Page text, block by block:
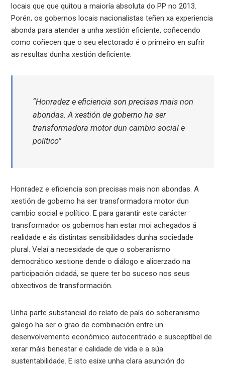
locais que que quitou a maioría absoluta do PP no 2013.
Porén, os gobernos locais nacionalistas teñen xa experiencia
abonda para atender a unha xestión eficiente, coñecendo
como coñecen que o seu electorado é o primeiro en sufrir
as resultas dunha xestión deficiente.
“Honradez e eficiencia son precisas mais non
abondas. A xestión de goberno ha ser
transformadora motor dun cambio social e
político”
Honradez e eficiencia son precisas mais non abondas. A
xestión de goberno ha ser transformadora motor dun
cambio social e político. E para garantir este carácter
transformador os gobernos han estar moi achegados á
realidade e ás distintas sensibilidades dunha sociedade
plural. Velaí a necesidade de que o soberanismo
democrático xestione dende o diálogo e alicerzado na
participación cidadá, se quere ter bo suceso nos seus
obxectivos de transformación.
Unha parte substancial do relato de país do soberanismo
galego ha ser o grao de combinación entre un
desenvolvemento económico autocentrado e susceptíbel de
xerar máis benestar e calidade de vida e a súa
sustentabilidade. E isto esixe unha clara asunción do